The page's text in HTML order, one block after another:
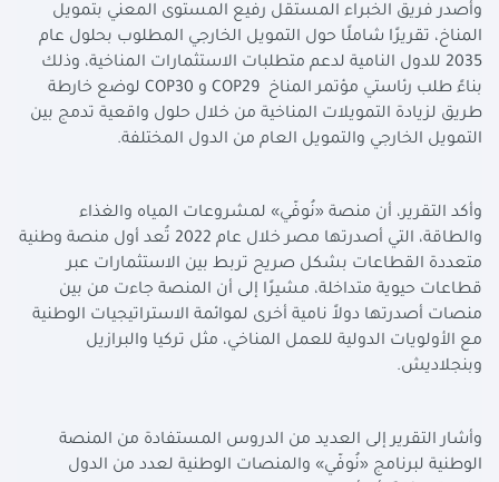
وأصدر فريق الخبراء المستقل رفيع المستوى المعني بتمويل
المناخ، تقريرًا شاملًا حول التمويل الخارجي المطلوب بحلول عام
2035 للدول النامية لدعم متطلبات الاستثمارات المناخية، وذلك
بناءً طلب رئاستي مؤتمر المناخ COP29 و COP30 لوضع خارطة
طريق لزيادة التمويلات المناخية من خلال حلول واقعية تدمج بين
التمويل الخارجي والتمويل العام من الدول المختلفة.
وأكد التقرير، أن منصة «نُوفّي» لمشروعات المياه والغذاء
والطاقة، التي أصدرتها مصر خلال عام 2022 تُعد أول منصة وطنية
متعددة القطاعات بشكل صريح تربط بين الاستثمارات عبر
قطاعات حيوية متداخلة، مشيرًا إلى أن المنصة جاءت من بين
منصات أصدرتها دولاً نامية أخرى لموائمة الاستراتيجيات الوطنية
مع الأولويات الدولية للعمل المناخي، مثل تركيا والبرازيل
وبنجلاديش.
وأشار التقرير إلى العديد من الدروس المستفادة من المنصة
الوطنية لبرنامج «نُوفّي» والمنصات الوطنية لعدد من الدول